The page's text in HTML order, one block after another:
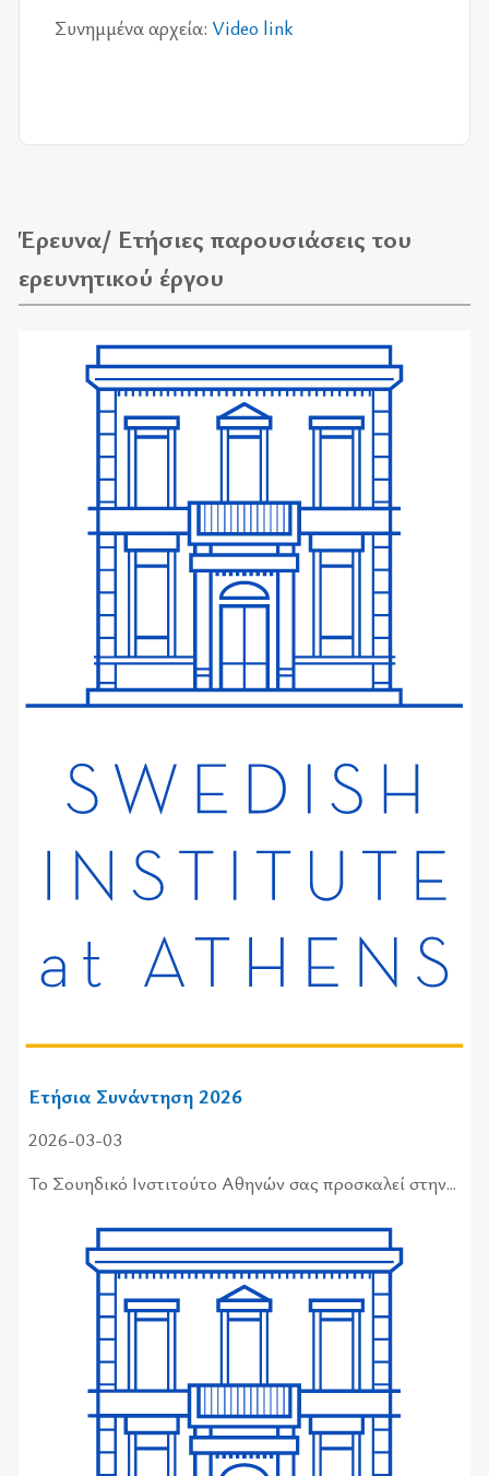
Συνημ­μέ­να αρ­χεία:Video link
Έρευνα/ Ετήσιες παρουσιάσεις του
ερευνητικού έργου
Ετήσια Συνάντηση 2026
2026-03-03
Το Σου­η­δι­κό Ινστι­τού­το Αθη­νών σας προ­σκα­λεί στην...